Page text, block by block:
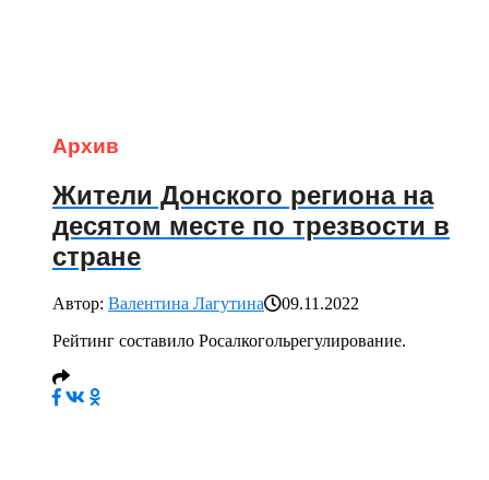
Архив
Жители Донского региона на
десятом месте по трезвости в
стране
Автор: Валентина Лагутина
09.11.2022
Рейтинг составило Росалкогольрегулирование.